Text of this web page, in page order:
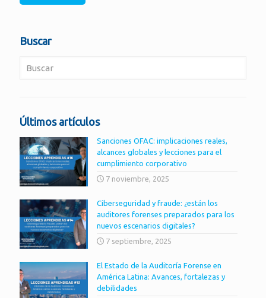
Buscar
Últimos artículos
Sanciones OFAC: implicaciones reales,
alcances globales y lecciones para el
cumplimiento corporativo
7 noviembre, 2025
Ciberseguridad y fraude: ¿están los
auditores forenses preparados para los
nuevos escenarios digitales?
7 septiembre, 2025
El Estado de la Auditoría Forense en
América Latina: Avances, fortalezas y
debilidades